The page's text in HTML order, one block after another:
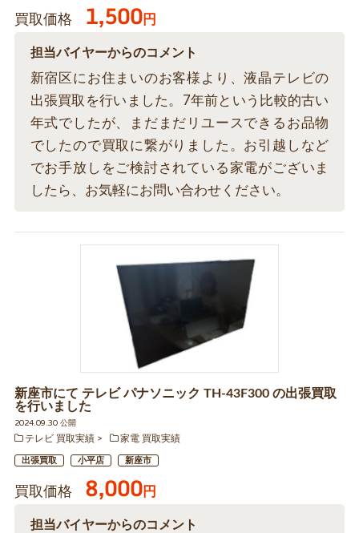
買取価格 1,500円
担当バイヤーからのコメント
新宿区にお住まいのお客様より、液晶テレビの
出張買取を行いました。7年前という比較的古い
年式でしたが、まだまだリユースできるお品物
でしたので買取に繋がりました。お引越しなど
でお手放しをご検討されている家電がございま
したら、お気軽にお問い合わせください。
新座市にて テレビ パナソニック TH-43F300 の出張買取
を行いました
2024.09.30 公開
テレビ 買取実績
家電 買取実績
出張買取 小平店 新座市
買取価格 8,000円
担当バイヤーからのコメント